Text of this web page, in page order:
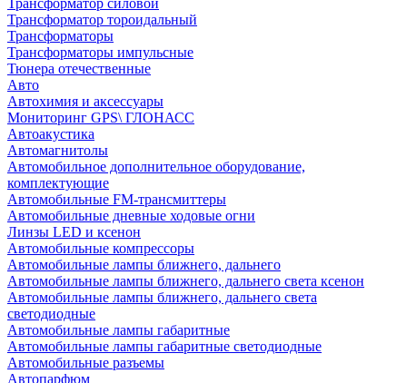
Трансформатор силовой
Трансформатор тороидальный
Трансформаторы
Трансформаторы импульсные
Тюнера отечественные
Авто
Автохимия и аксессуары
Мониторинг GPS\ ГЛОНАСС
Автоакустика
Автомагнитолы
Автомобильное дополнительное оборудование,
комплектующие
Автомобильные FM-трансмиттеры
Автомобильные дневные ходовые огни
Линзы LED и ксенон
Автомобильные компрессоры
Автомобильные лампы ближнего, дальнего
Автомобильные лампы ближнего, дальнего света ксенон
Автомобильные лампы ближнего, дальнего света
светодиодные
Автомобильные лампы габаритные
Автомобильные лампы габаритные светодиодные
Автомобильные разъемы
Автопарфюм